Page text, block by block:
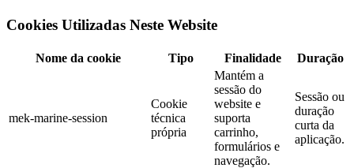
Cookies Utilizadas Neste Website
Nome da cookie Tipo Finalidade Duração
mek-marine-session
Cookie
técnica
própria
Mantém a
sessão do
website e
suporta
carrinho,
formulários e
navegação.
Sessão ou
duração
curta da
aplicação.